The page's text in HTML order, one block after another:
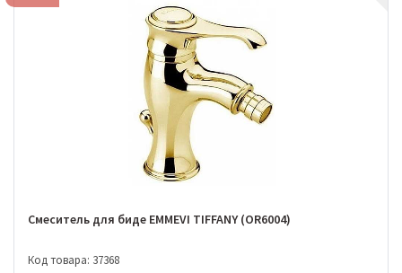
Смеситель для биде EMMEVI TIFFANY (OR6004)
Код товара: 37368